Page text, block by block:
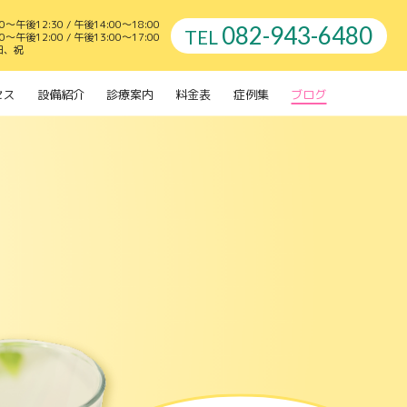
～午後12:30 / 午後14:00～18:00
～午後12:00 / 午後13:00～17:00
、祝
TEL 082-943-6480
設備紹介 診療案内 料金表 症例集 ブログ